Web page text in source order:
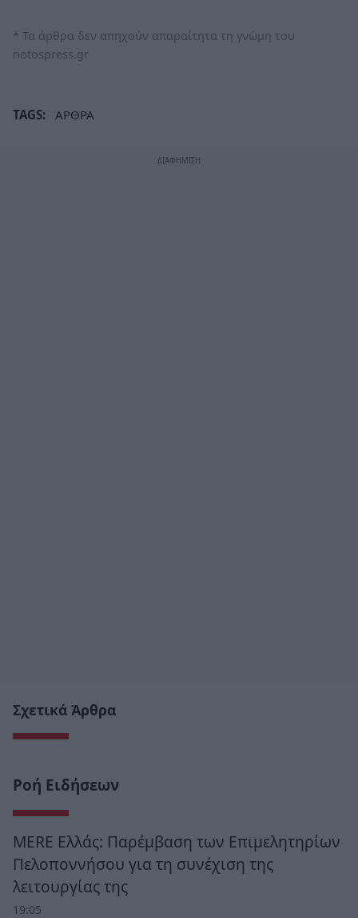
* Τα άρθρα δεν απηχούν απαραίτητα τη γνώμη του
notospress.gr
TAGS: ΑΡΘΡΑ
Σχετικά Άρθρα
Ροή Ειδήσεων
MERE Ελλάς: Παρέμβαση των Επιμελητηρίων
Πελοποννήσου για τη συνέχιση της
λειτουργίας της
19:05